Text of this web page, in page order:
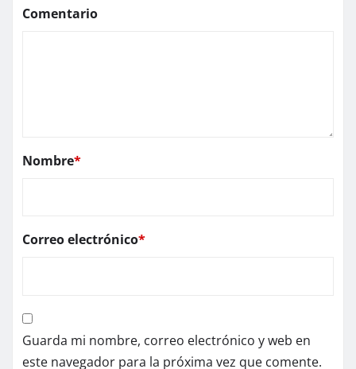
Comentario
Nombre*
Correo electrónico*
Guarda mi nombre, correo electrónico y web en
este navegador para la próxima vez que comente.